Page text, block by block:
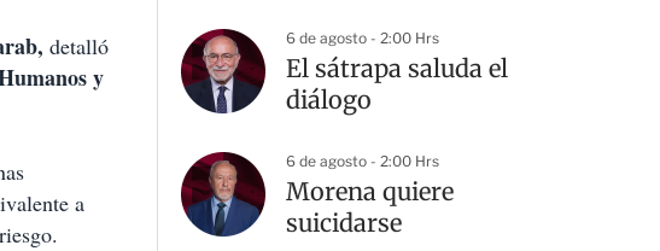
detalló
y
a
6 de agosto - 2:00 Hrs
El sátrapa saluda el
diálogo
6 de agosto - 2:00 Hrs
Morena quiere
suicidarse